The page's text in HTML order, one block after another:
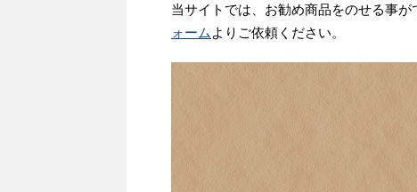
当サイトでは、お勧め商品をのせる事が
ォーム よりご依頼ください。